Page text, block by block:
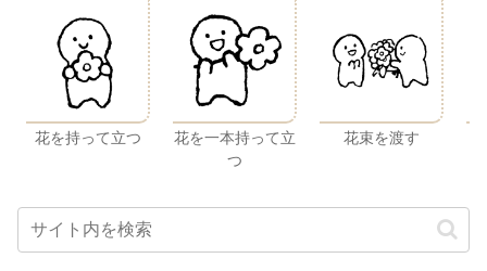
花を持って立つ
花を一本持って立
つ
花束を渡す